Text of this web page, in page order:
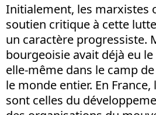
Initialement, les marxistes
soutien critique à cette
un caractère progressiste.
bourgeoisie avait déjà eu
elle-même dans le camp
le monde entier. En France,
sont celles du